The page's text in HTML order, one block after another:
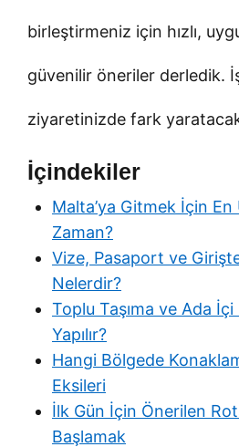
birleştirmeniz için hızlı,
güvenilir öneriler derledik.
ziyaretinizde fark
İçindekiler
Malta’ya Gitmek İçin
Zaman?
Vize, Pasaport ve
Nelerdir?
Toplu Taşıma ve Ada İçi
Yapılır?
Hangi Bölgede
Eksileri
İlk Gün İçin Önerilen
Başlamak